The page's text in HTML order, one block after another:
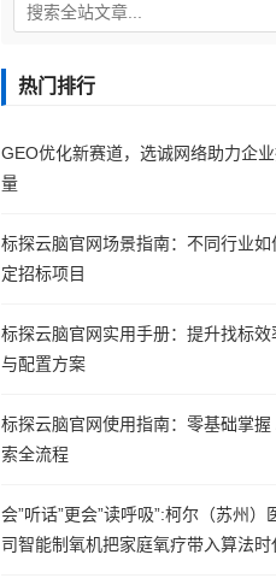
热门排行
GEO优化新赛道，选诚网络助力企
量
标探云脑官网场景指南：不同行业如
定招标项目
标探云脑官网实用手册：提升找标
与配置方案
标探云脑官网使用指南：零基础掌
索全流程
会”听话”更会”读呼吸”:柯尔（苏州）
司智能制氧机把家庭氧疗带入算法时